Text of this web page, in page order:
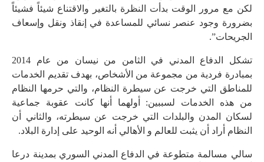
لكن مع مرور الوقت بدأت النظرة بالتغير والاقتناع شيئاً فشيئاً
بضرورة وجود عنصر نسائي للمساعدة في إنقاذ ونقل وإسعاف
الجريحات”.
تشكل الدفاع المدني في الثامن من نيسان من عام 2014
بمبادرة ﻓﺮﺩﻳﺔ ﻣﻦ ﻣﺠﻤﻮﻋﺔ ﻣﻦ الأشخاص، بهدف تقديم ﺍﻟﺨﺪﻣﺎﺕ
ﻟﻠﻤﻨﺎﻃﻖ ﺍﻟﺘﻲ ﺧﺮﺟﺖ ﻋﻦ ﺳﻴﻄﺮﺓ ﺍﻟﻨﻈﺎﻡ، ﻭﺍﻟﺘﻲ ﺣﺮﻣﻬﺎ ﺍﻟﻨﻈﺎﻡ
ﻣﻦ ﻫﺬﻩ ﺍﻟﺨﺪﻣﺎﺕ ﻟﺴﺒﺒﻴﻦ: ﺃﻭﻟﻬﻤﺎ ﺃﻧﻬﺎ ﻛﺎﻧﺖ ﻋﻘﻮﺑﺔ ﺟﻤﺎﻋﻴﺔ
ﻟﺴﻜﺎﻥ ﺍﻟﻤﺪﻥ ﻭﺍﻟﺒﻠﺪﺍﺕ ﺍﻟﺘﻲ ﺧﺮﺟﺖ ﻋﻦ ﺳﻴﻄﺮﺗﻪ، ﻭﺍﻟﺜﺎﻧﻲ ﺃﻥ
ﺍﻟﻨﻈﺎﻡ ﺃﺭﺍﺩ ﺃﻥ ﻳﺜﺒﺖ ﻟﻠﻌﺎﻟﻢ ﻭ ﺍﻷهالي ﺃﻧﻪ ﺍﻟﻮﺣﻴﺪ ﻋﻠﻰ ﺇﺩﺍﺭﺓ البلاد.
سالي مسالمة متطوعة في الدفاع المدني السوري بمدينة درعا